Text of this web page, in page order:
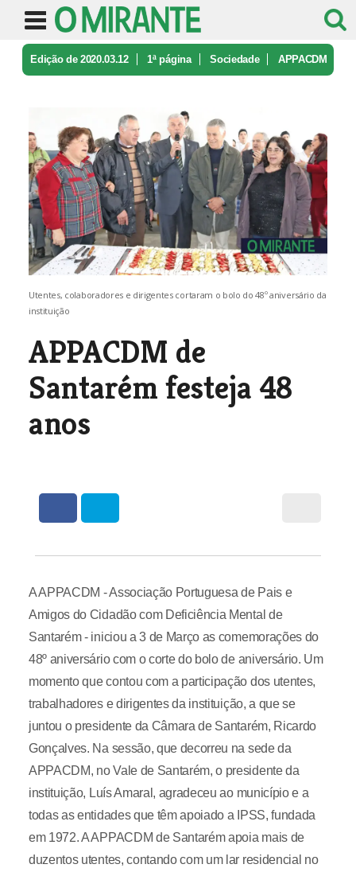
Edição de 2020.03.12 1ª página Sociedade APPACDM
Utentes, colaboradores e dirigentes cortaram o bolo do 48º aniversário da
instituição
APPACDM de
Santarém festeja 48
anos
A APPACDM - Associação Portuguesa de Pais e
Amigos do Cidadão com Deficiência Mental de
Santarém - iniciou a 3 de Março as comemorações do
48º aniversário com o corte do bolo de aniversário. Um
momento que contou com a participação dos utentes,
trabalhadores e dirigentes da instituição, a que se
juntou o presidente da Câmara de Santarém, Ricardo
Gonçalves. Na sessão, que decorreu na sede da
APPACDM, no Vale de Santarém, o presidente da
instituição, Luís Amaral, agradeceu ao município e a
todas as entidades que têm apoiado a IPSS, fundada
em 1972. A APPACDM de Santarém apoia mais de
duzentos utentes, contando com um lar residencial no